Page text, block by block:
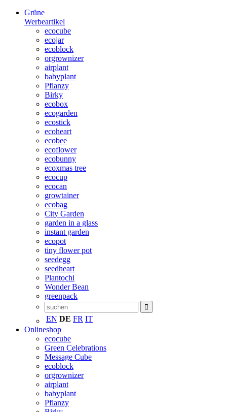
Grüne
Werbeartikel
ecocube
ecojar
ecoblock
orgrownizer
airplant
babyplant
Pflanzy
Birky
ecobox
ecogarden
ecostick
ecoheart
ecobee
ecoflower
ecobunny
ecoxmas tree
ecocup
ecocan
growtainer
ecobag
City Garden
garden in a glass
instant garden
ecopot
tiny flower pot
seedegg
seedheart
Plantochi
Wonder Bean
greenpack
EN DE FR IT
Onlineshop
ecocube
Green Celebrations
Message Cube
ecoblock
orgrownizer
airplant
babyplant
Pflanzy